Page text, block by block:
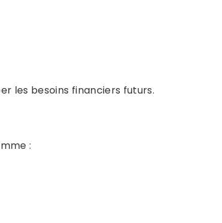
les besoins financiers futurs.
: